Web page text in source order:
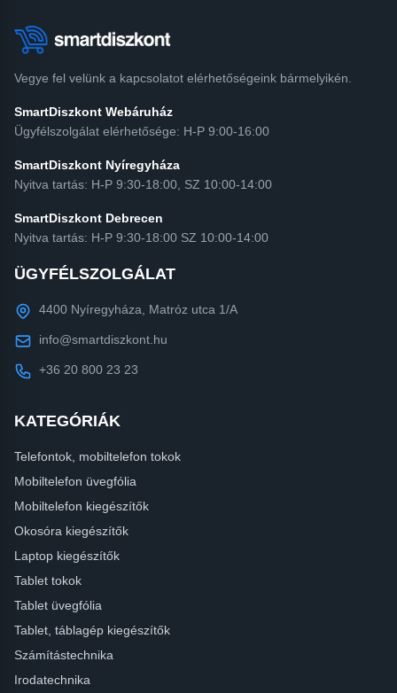
Vegye fel velünk a kapcsolatot elérhetőségeink bármelyikén.
SmartDiszkont Webáruház
Ügyfélszolgálat elérhetősége: H-P 9:00-16:00
SmartDiszkont Nyíregyháza
Nyitva tartás: H-P 9:30-18:00, SZ 10:00-14:00
SmartDiszkont Debrecen
Nyitva tartás: H-P 9:30-18:00 SZ 10:00-14:00
ÜGYFÉLSZOLGÁLAT
4400 Nyíregyháza, Matróz utca 1/A
info@smartdiszkont.hu
+36 20 800 23 23
KATEGÓRIÁK
Telefontok, mobiltelefon tokok
Mobiltelefon üvegfólia
Mobiltelefon kiegészítők
Okosóra kiegészítők
Laptop kiegészítők
Tablet tokok
Tablet üvegfólia
Tablet, táblagép kiegészítők
Számítástechnika
Irodatechnika